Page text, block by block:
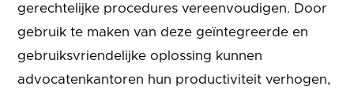
gerechtelijke procedures vereenvoudigen. Door
gebruik te maken van deze geïntegreerde en
gebruiksvriendelijke oplossing kunnen
advocatenkantoren hun productiviteit verhogen,